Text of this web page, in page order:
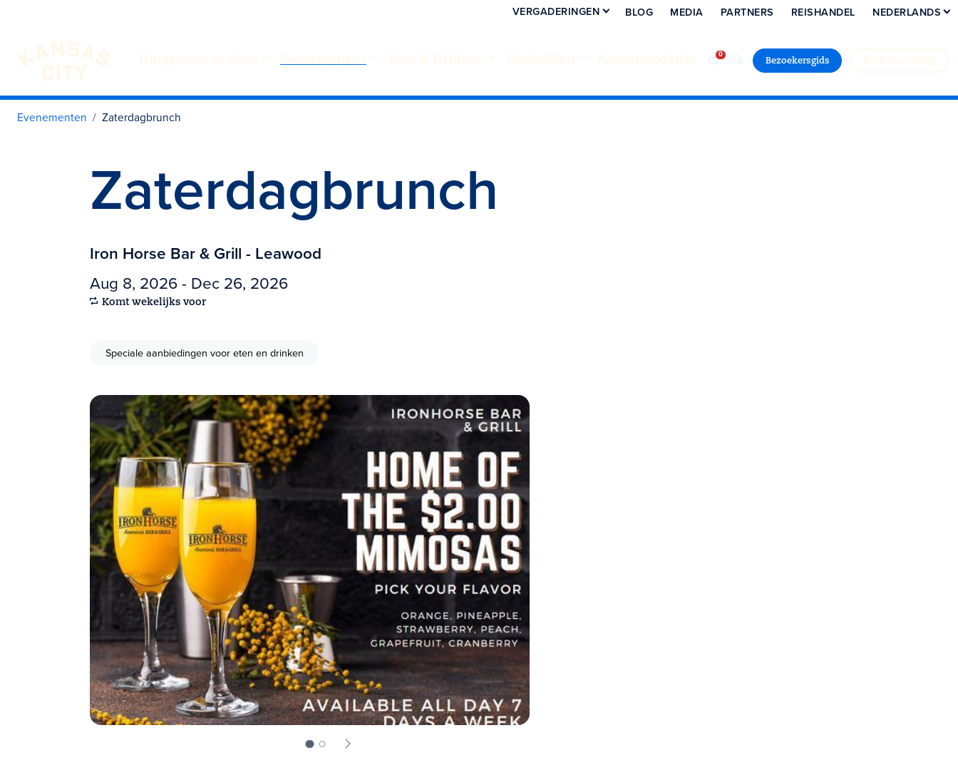
Bezoek KC
Bezoekersgids
VERGADERINGEN BLOG MEDIA PARTNERS REISHANDEL NEDERLANDS
Evenementen Zaterdagbrunch
Zaterdagbrunch
Iron Horse Bar & Grill - Leawood
Aug 8, 2026 - Dec 26, 2026
Komt wekelijks voor
Speciale aanbiedingen voor eten en drinken